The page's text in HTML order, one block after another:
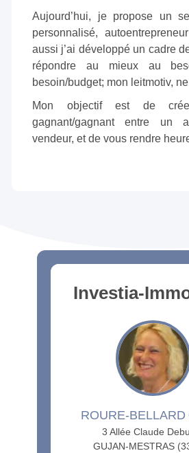
Aujourd’hui, je propose un
personnalisé,
aussi j’ai développé un cadre
répondre au mieux au
besoin/budget; mon leitmotiv,
Mon objectif est de
gagnant/gagnant entre un
vendeur, et de vous rendre
Investia-
ROURE-BELLARD
3 Allée Claude
GUJAN-MESTRAS